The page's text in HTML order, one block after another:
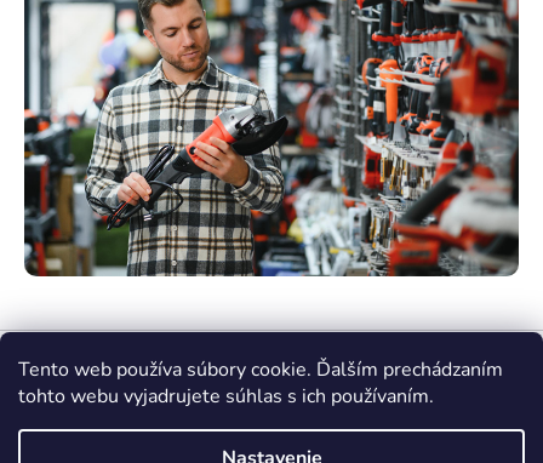
Tento web používa súbory cookie. Ďalším prechádzaním
tohto webu vyjadrujete súhlas s ich používaním.